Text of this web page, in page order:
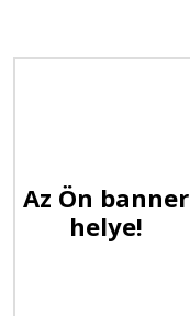
Az Ön banner
helye!